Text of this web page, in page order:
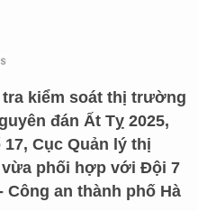
kiểm soát thị trường
đán Ất Tỵ 2025,
Cục Quản lý thị
phối hợp với Đội 7
Công an thành phố Hà